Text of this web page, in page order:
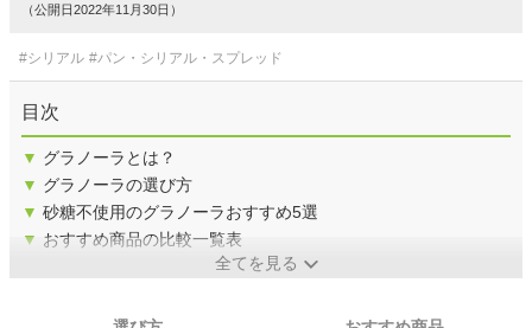
（公開日2022年11月30日）
#シリアル #パン・シリアル・スプレッド
目次
▼ グラノーラとは？
▼ グラノーラの選び方
▼ 砂糖不使用のグラノーラおすすめ5選
▼ おすすめ商品の比較一覧表
全てを見る